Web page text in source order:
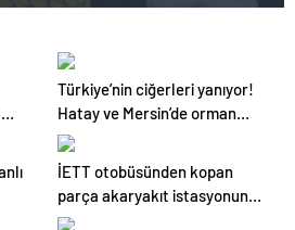
Türkiye’nin ciğerleri yanıyor!
Hatay ve Mersin’de orman
yangınları çıktı
İETT otobüsünden kopan
parça akaryakıt istasyonuna
düştü